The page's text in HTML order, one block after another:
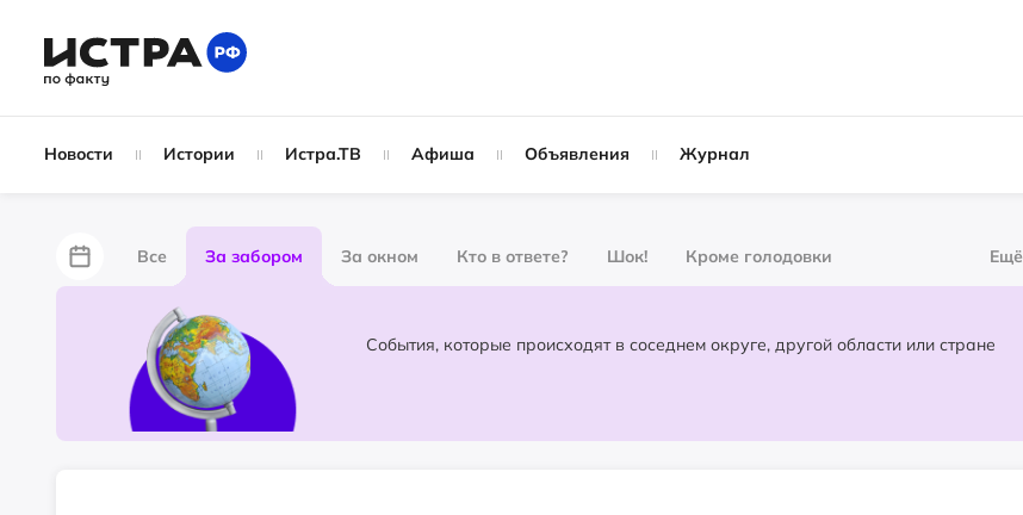
Новости Истории Истра.ТВ Афиша Объявления Журнал
Все За забором За окном Кто в ответе? Шок! Кроме голодовки
Лайфхаки
Народные новости
Ещё
События, которые происходят в соседнем округе, другой области или стране